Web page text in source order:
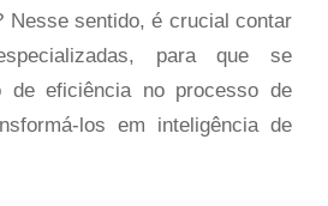
Nesse sentido, é crucial contar
para que se
de eficiência no processo de
los em inteligência de